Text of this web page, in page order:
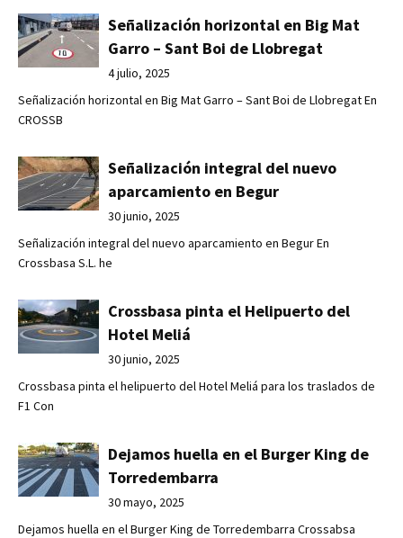
Señalización horizontal en Big Mat
Garro – Sant Boi de Llobregat
4 julio, 2025
Señalización horizontal en Big Mat Garro – Sant Boi de Llobregat En
CROSSB
Señalización integral del nuevo
aparcamiento en Begur
30 junio, 2025
Señalización integral del nuevo aparcamiento en Begur En
Crossbasa S.L. he
Crossbasa pinta el Helipuerto del
Hotel Meliá
30 junio, 2025
Crossbasa pinta el helipuerto del Hotel Meliá para los traslados de
F1 Con
Dejamos huella en el Burger King de
Torredembarra
30 mayo, 2025
Dejamos huella en el Burger King de Torredembarra Crossabsa